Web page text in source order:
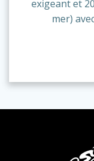
exigeant et
mer)